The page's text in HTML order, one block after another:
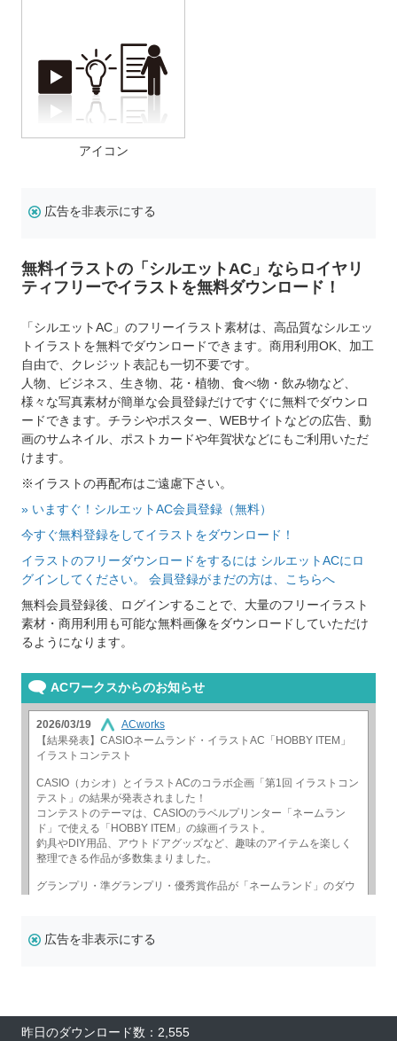
アイコン
広告を非表示にする
無料イラストの「シルエットAC」ならロイヤリ
ティフリーでイラストを無料ダウンロード！
「シルエットAC」のフリーイラスト素材は、高品質なシルエッ
トイラストを無料でダウンロードできます。商用利用OK、加工
自由で、クレジット表記も一切不要です。
人物、ビジネス、生き物、花・植物、食べ物・飲み物など、
様々な写真素材が簡単な会員登録だけですぐに無料でダウンロ
ードできます。チラシやポスター、WEBサイトなどの広告、動
画のサムネイル、ポストカードや年賀状などにもご利用いただ
けます。
※イラストの再配布はご遠慮下さい。
» いますぐ！シルエットAC会員登録（無料）
今すぐ無料登録をしてイラストをダウンロード！
イラストのフリーダウンロードをするには シルエットACにロ
グインしてください。 会員登録がまだの方は、こちらへ
無料会員登録後、ログインすることで、大量のフリーイラスト
素材・商用利用も可能な無料画像をダウンロードしていただけ
るようになります。
広告を非表示にする
昨日のダウンロード数：2,555